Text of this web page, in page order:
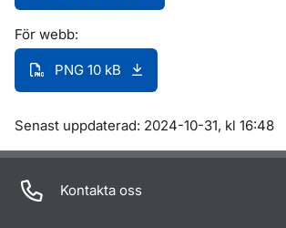
För webb:
PNG 10 kB
Om sidan
Senast uppdaterad: 2024-10-31, kl 16:48
Kontakta oss